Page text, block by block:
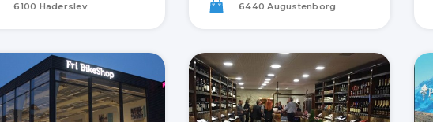
6100 Haderslev 6440 Augustenborg